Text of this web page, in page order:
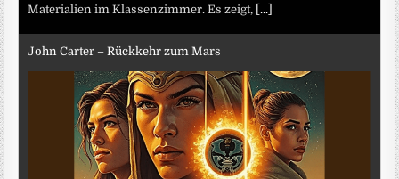
Materialien im Klassenzimmer. Es zeigt, [...]
John Carter – Rückkehr zum Mars